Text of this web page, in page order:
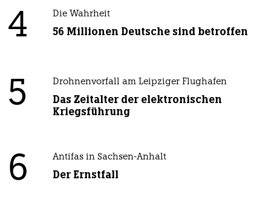
4 Die Wahrheit
56 Millionen Deutsche sind betroffen
5 Drohnenvorfall am Leipziger Flughafen
Das Zeitalter der elektronischen
Kriegsführung
6 Antifas in Sachsen-Anhalt
Der Ernstfall